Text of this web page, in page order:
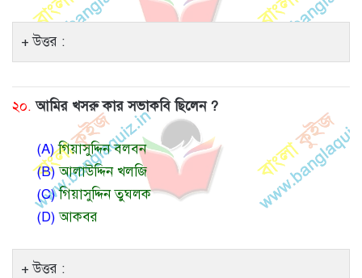
উত্তর :
২০. আমির খসরু কার সভাকবি ছিলেন ?
(A)গিয়াসুদ্দিন বলবন
(B)আলাউদ্দিন খলজি
(C)গিয়াসুদ্দিন তুঘলক
(D)আকবর
উত্তর :